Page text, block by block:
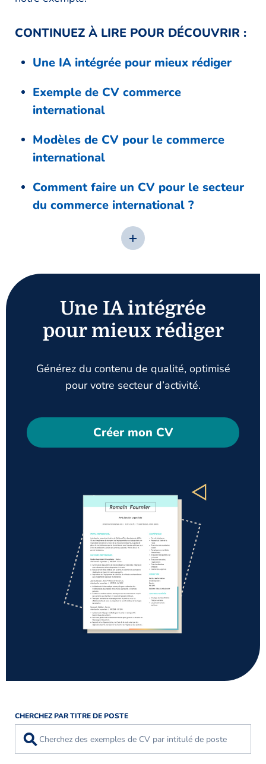
CONTINUEZ À LIRE POUR DÉCOUVRIR :
Une IA intégrée pour mieux rédiger
Exemple de CV commerce
international
Modèles de CV pour le commerce
international
Comment faire un CV pour le secteur
du commerce international ?
Une IA intégrée
pour mieux rédiger
Générez du contenu de qualité, optimisé
pour votre secteur d’activité.
Créer mon CV
CHERCHEZ PAR TITRE DE POSTE
⚲